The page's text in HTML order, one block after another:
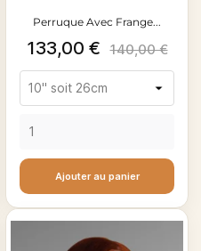
Perruque Avec Frange...
Prix
133,00 € Prix
de
base
140,00 €
Ajouter au panier